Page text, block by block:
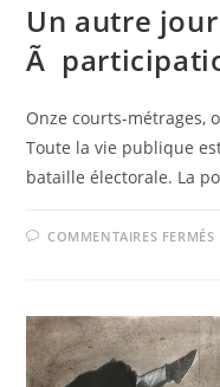
Un autre
Ã
Onze courts-métrages,
Toute la vie publique
bataille électorale. La
COMMENTAIRES FERMÉS